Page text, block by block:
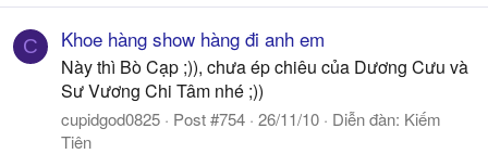
C Khoe hàng show hàng đi anh em
Này thì Bò Cạp ;)), chưa ép chiêu của Dương Cưu và
Sư Vương Chi Tâm nhé ;))
cupidgod0825 Post #754 26/11/10 Diễn đàn: Kiếm
Tiên